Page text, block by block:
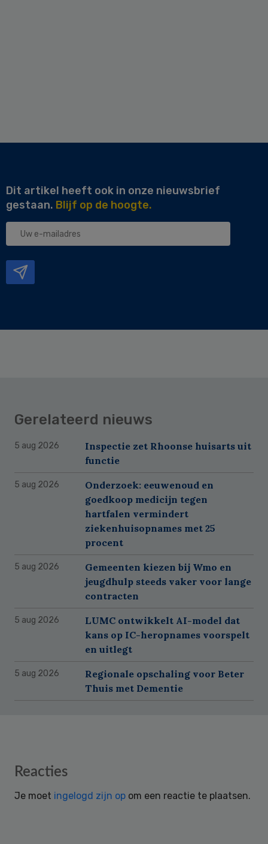
Dit artikel heeft ook in onze nieuwsbrief
gestaan. Blijf op de hoogte.
Uw
Gerelateerd nieuws
5 aug 2026
Inspectie zet Rhoonse huisarts uit
functie
5 aug 2026
Onderzoek: eeuwenoud en
goedkoop medicijn tegen
hartfalen vermindert
ziekenhuisopnames met 25
procent
5 aug 2026
Gemeenten kiezen bij Wmo en
jeugdhulp steeds vaker voor lange
contracten
5 aug 2026
LUMC ontwikkelt AI-model dat
kans op IC-heropnames voorspelt
en uitlegt
5 aug 2026
Regionale opschaling voor Beter
Thuis met Dementie
Reader
Reacties
Je moet ingelogd zijn op om een reactie te plaatsen.